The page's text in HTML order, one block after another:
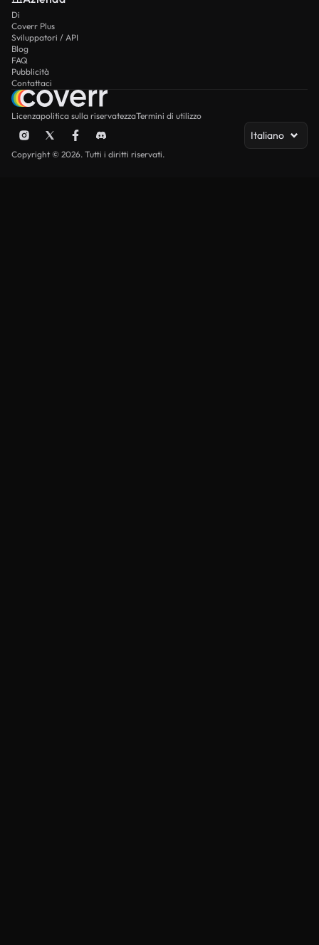
Di
Coverr Plus
Sviluppatori / API
Blog
FAQ
Pubblicità
Contattaci
Licenzapolitica sulla riservatezzaTermini di utilizzo
Italiano
Copyright © 2026. Tutti i diritti riservati.